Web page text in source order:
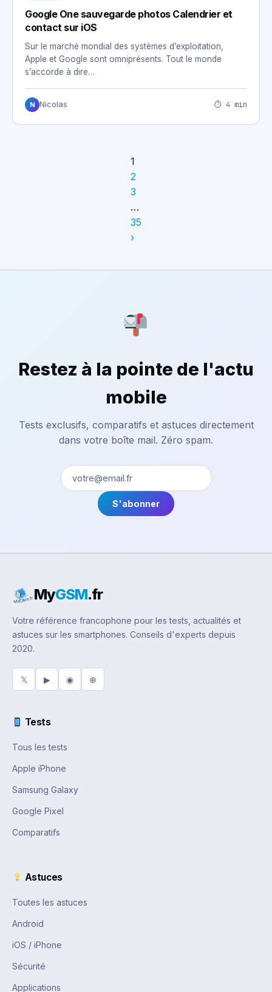
Google One sauvegarde photos Calendrier et
contact sur iOS
Sur le marché mondial des systèmes d’exploitation,
Apple et Google sont omniprésents. Tout le monde
s’accorde à dire…
N Nicolas ⏱ 4 min
1
2
3
…
35
›
Restez à la pointe de l'actu
mobile
Tests exclusifs, comparatifs et astuces directement
dans votre boîte mail. Zéro spam.
S'abonner
MyGSM.fr
Votre référence francophone pour les tests, actualités et
astuces sur les smartphones. Conseils d'experts depuis
2020.
𝕏 ▶ ◉ ⊕
Tests
Tous les tests
Apple iPhone
Samsung Galaxy
Google Pixel
Comparatifs
Astuces
Toutes les astuces
Android
iOS / iPhone
Sécurité
Applications